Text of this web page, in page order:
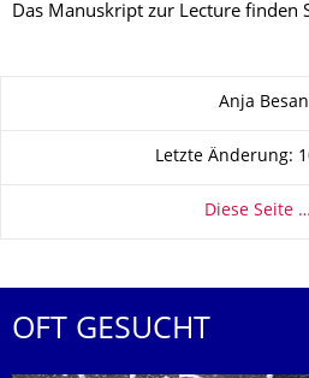
Das Manuskript zur Lecture finden
Anja
Letzte Änderung:
Diese Seite …
OFT GESUCHT